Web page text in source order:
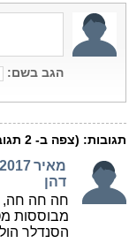
הגב בשם:
תגובות: (צפה ב- 2
מאיר
דהן
חה חה חה,
מבוססות
הסנדלר